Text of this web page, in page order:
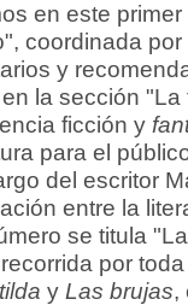
en este
coordinada
y
la sección
ficción y
para el
del escritor
entre la
se titula
por
y Las brujas,